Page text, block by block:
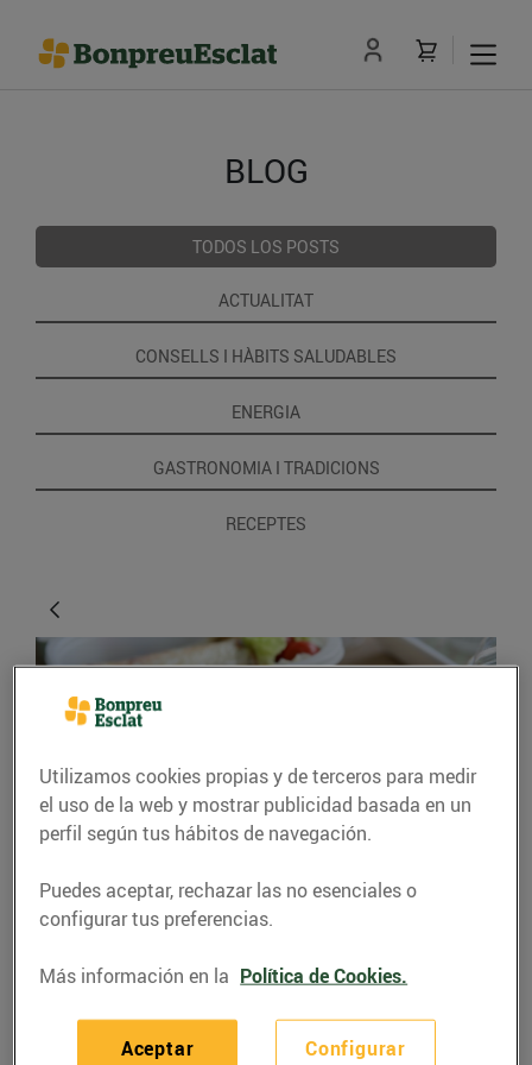
BLOG
TODOS LOS POSTS
ACTUALITAT
CONSELLS I HÀBITS SALUDABLES
ENERGIA
GASTRONOMIA I TRADICIONS
RECEPTES
CONSEJOS Y HÁBITOS SALUDABLES
Et toca dinar fora de
casa?
Utilizamos cookies propias y de terceros para medir
el uso de la web y mostrar publicidad basada en un
perfil según tus hábitos de navegación.
Puedes aceptar, rechazar las no esenciales o
configurar tus preferencias.
Más información en la Política de Cookies.
Configurar
Aceptar